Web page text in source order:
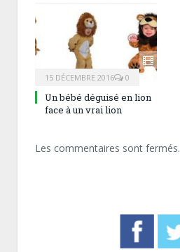
15 DÉCEMBRE 2016 0
Un bébé déguisé en lion
face à un vrai lion
Les commentaires sont fermés.